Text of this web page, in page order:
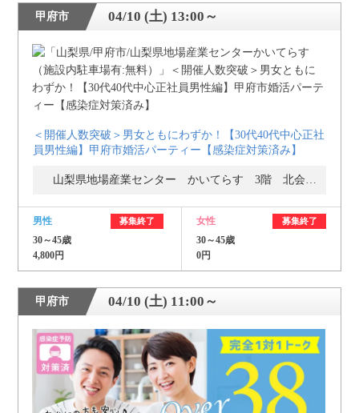
甲府市 04/10 (土) 13:00～
＜開催人数突破＞男女ともにわずか！【30代40代中心正社
員男性編】甲府市婚活パーティー【感染症対策済み】
男性 募集終了
30～45歳
4,800円
女性 募集終了
30～45歳
0円
甲府市 04/10 (土) 11:00～